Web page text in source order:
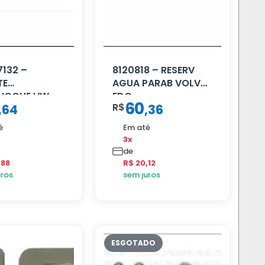
–
VW
64
8120818 – RESERV
AGUA PARAB VOLVO
EDC
R$60,36
Em até
3x
de
R$ 20,12
sem juros